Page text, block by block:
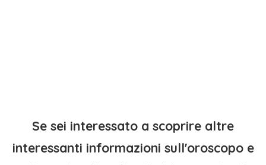
Se sei interessato a scoprire altre
interessanti informazioni sull'oroscopo e